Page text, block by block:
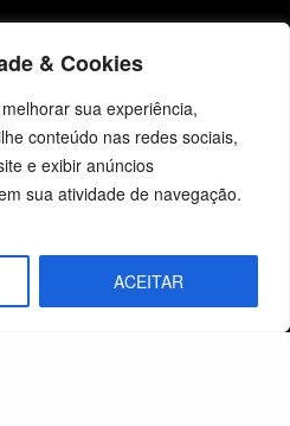
& Cookies
sua experiência,
conteúdo nas redes sociais,
e exibir anúncios
sua atividade de navegação.
ACEITAR